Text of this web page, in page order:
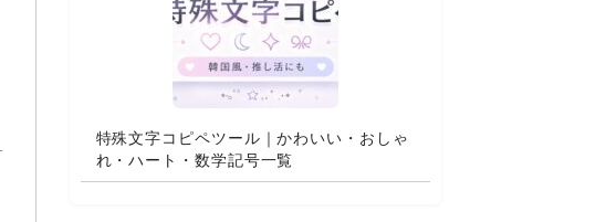
特殊文字コピペツール｜かわいい・おしゃ
れ・ハート・数学記号一覧